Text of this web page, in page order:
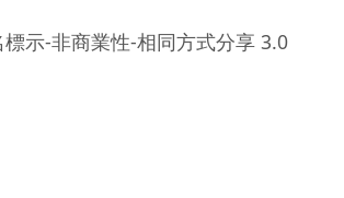
標示-非商業性-相同方式分享 3.0